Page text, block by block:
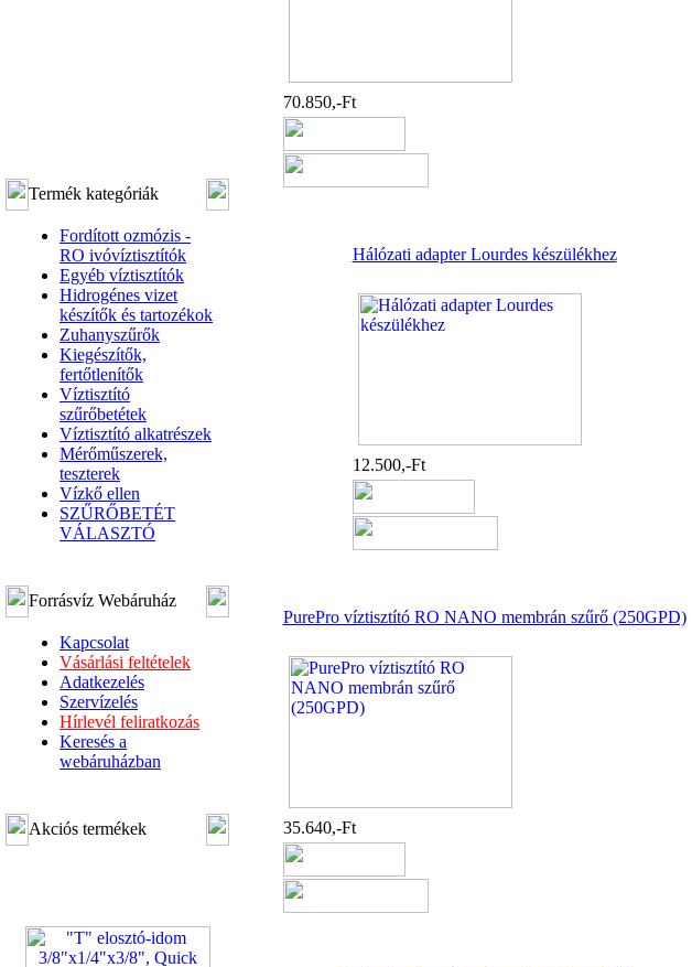
Termék kategóriák
Fordított ozmózis -
RO ivóvíztisztítók
Egyéb víztisztítók
Hidrogénes vizet
készítők és tartozékok
Zuhanyszűrők
Kiegészítők,
fertőtlenítők
Víztisztító
szűrőbetétek
Víztisztító alkatrészek
Mérőműszerek,
teszterek
Vízkő ellen
SZŰRŐBETÉT
VÁLASZTÓ
Forrásvíz Webáruház
Kapcsolat
Vásárlási feltételek
Adatkezelés
Szervízelés
Hírlevél feliratkozás
Keresés a
webáruházban
Akciós termékek
70.850,-Ft
Hálózati adapter Lourdes készülékhez
12.500,-Ft
PurePro víztisztító RO NANO membrán szűrő (250GPD)
35.640,-Ft